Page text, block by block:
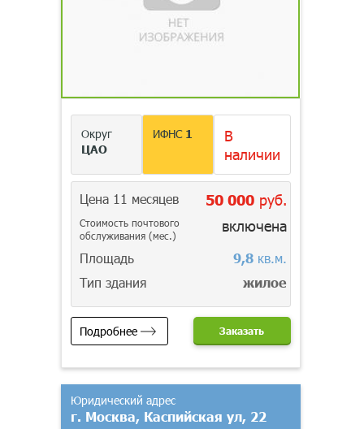
Округ
ЦАО
ИФНС 1
В
наличии
Цена 11 месяцев 50 000руб.
Стоимость почтового
обслуживания (мес.)
включена
Площадь 9,8кв.м.
Тип здания
жилое
Подробнее Заказать
Юридический адрес
г. Москва, Каспийская ул, 22